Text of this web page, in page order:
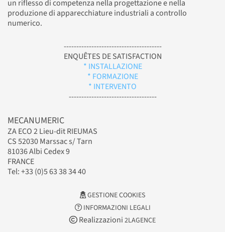
un riflesso di competenza nella progettazione e nella
produzione di apparecchiature industriali a controllo
numerico.
---------------------------------------
ENQUÊTES DE SATISFACTION
* INSTALLAZIONE
* FORMAZIONE
* INTERVENTO
-----------------------------------
MECANUMERIC
ZA ECO 2 Lieu-dit RIEUMAS
CS 52030 Marssac s/ Tarn
81036 Albi Cedex 9
FRANCE
Tel: +33 (0)5 63 38 34 40
GESTIONE COOKIES
INFORMAZIONI LEGALI
Realizzazioni 2LAGENCE